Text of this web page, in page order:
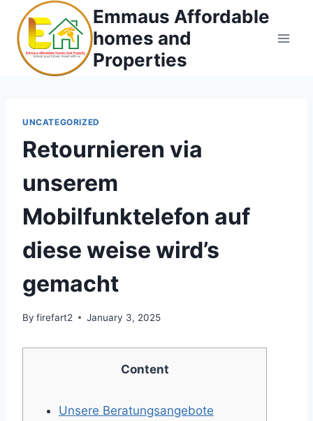
content
Emmaus Affordable
homes and
Properties
UNCATEGORIZED
Retournieren via
unserem
Mobilfunktelefon auf
diese weise wird’s
gemacht
By firefart2 January 3, 2025
Content
Unsere Beratungsangebote